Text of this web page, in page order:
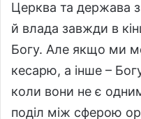
Церква та держава
й влада завжди в
Богу. Але якщо ми
кесарю, а інше –
коли вони не є
поділ між сферою